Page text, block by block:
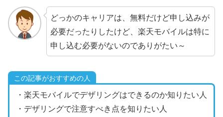
どっかのキャリアは、無料だけど申し込みが
必要だったりしたけど、楽天モバイルは特に
申し込む必要がないのでありがたい～
この記事がおすすめの人
・楽天モバイルでデザリングはできるのか知りたい人
・デザリングで注意すべき点を知りたい人